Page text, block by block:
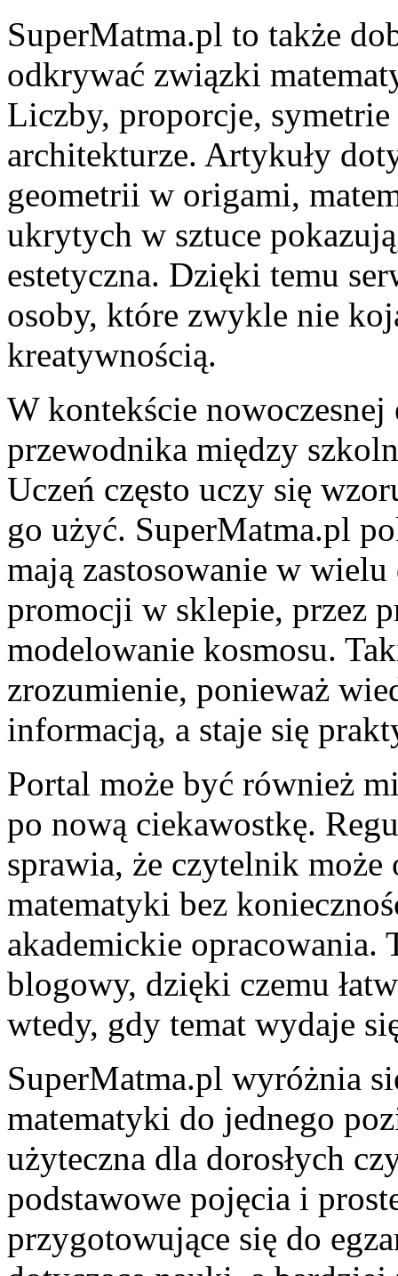
SuperMatma.pl to także
odkrywać związki
Liczby, proporcje,
architekturze. Artykuły
geometrii w origami,
ukrytych w sztuce
estetyczna. Dzięki temu
osoby, które zwykle nie
kreatywnością.
W kontekście
przewodnika między
Uczeń często uczy się
go użyć. SuperMatma.pl
mają zastosowanie w
promocji w sklepie, przez
modelowanie kosmosu.
zrozumienie, ponieważ
informacją, a staje się
Portal może być również
po nową ciekawostkę.
sprawia, że czytelnik
matematyki bez
akademickie opracowania.
blogowy, dzięki czemu
wtedy, gdy temat wydaje
SuperMatma.pl wyróżnia
matematyki do jednego
użyteczna dla dorosłych
podstawowe pojęcia i
przygotowujące się do